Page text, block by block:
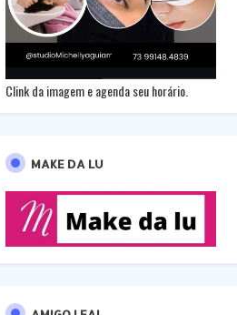
Clink da imagem e agenda seu horário.
MAKE DA LU